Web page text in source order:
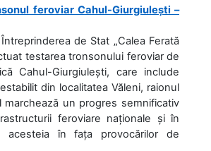
feroviar Cahul-Giurgiulești –
de Stat „Calea Ferată
testarea tronsonului feroviar de
Cahul-Giurgiulești, care include
din localitatea Văleni, raionul
marchează un progres semnificativ
feroviare naționale și în
acesteia în fața provocărilor de